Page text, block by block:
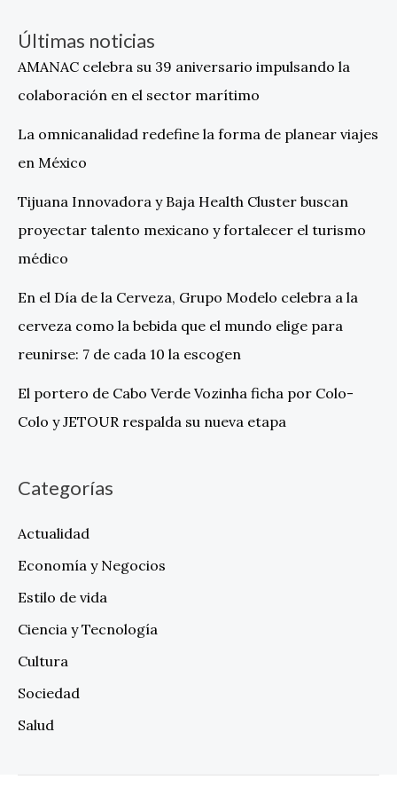
Últimas noticias
AMANAC celebra su 39 aniversario impulsando la
colaboración en el sector marítimo
La omnicanalidad redefine la forma de planear viajes
en México
Tijuana Innovadora y Baja Health Cluster buscan
proyectar talento mexicano y fortalecer el turismo
médico
En el Día de la Cerveza, Grupo Modelo celebra a la
cerveza como la bebida que el mundo elige para
reunirse: 7 de cada 10 la escogen
El portero de Cabo Verde Vozinha ficha por Colo-
Colo y JETOUR respalda su nueva etapa
Categorías
Actualidad
Economía y Negocios
Estilo de vida
Ciencia y Tecnología
Cultura
Sociedad
Salud